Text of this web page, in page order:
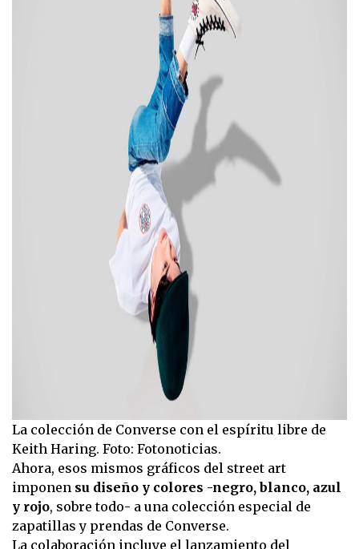
La colección de Converse con el espíritu libre de
Keith Haring. Foto: Fotonoticias.
Ahora, esos mismos gráficos del street art
imponen su diseño y colores -negro, blanco, azul
y rojo, sobre todo- a una colección especial de
zapatillas y prendas de Converse.
La colaboración incluye el lanzamiento del